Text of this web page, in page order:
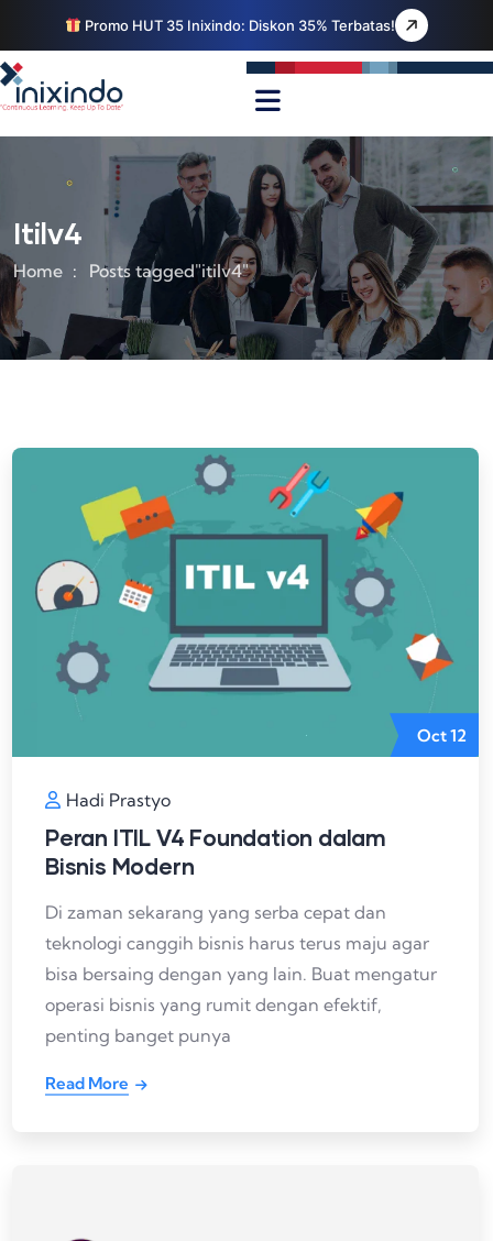
Promo HUT 35 Inixindo: Diskon 35% Terbatas!
Itilv4
Home Posts tagged"itilv4"
Oct12
Hadi Prastyo
Peran ITIL V4 Foundation dalam
Bisnis Modern
Di zaman sekarang yang serba cepat dan
teknologi canggih bisnis harus terus maju agar
bisa bersaing dengan yang lain. Buat mengatur
operasi bisnis yang rumit dengan efektif,
penting banget punya
Read More